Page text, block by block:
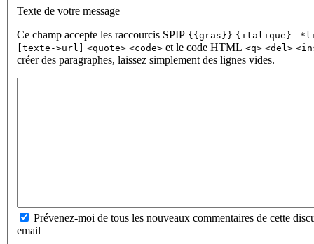
Texte de votre message
Ce champ accepte les raccourcis SPIP {{gras}} {italique} -
[texte->url] <quote> <code> et le code HTML <q> <del>
créer des paragraphes, laissez simplement des lignes vides.
Prévenez-moi de tous les nouveaux commentaires de cette
email